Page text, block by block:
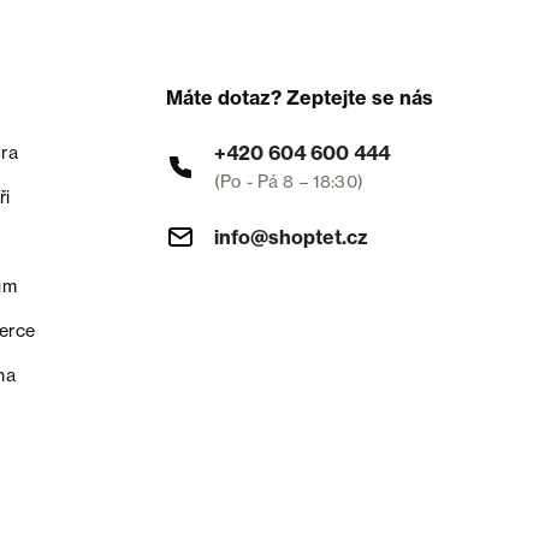
Máte dotaz? Zeptejte se nás
+420 604 600 444
(Po - Pá 8 – 18:30)
info@shoptet.cz